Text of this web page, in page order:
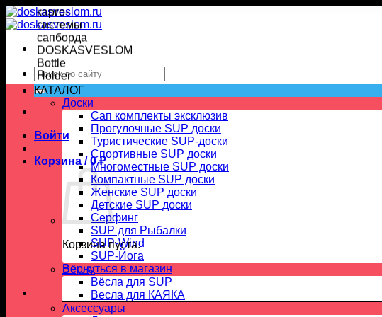
Skip
to
content
Искать:
Войти
Корзина /0₽
Корзина пуста.
Вернуться в магазин
КАТАЛОГ
Доски
Сап комплекты эксклюзив
Прогулочные SUP доски
Туристические SUP-доски
Спортивные SUP доски
Многоместные SUP доски
Компактные SUP доски
Женские SUP доски
Детские SUP доски
Серфинг
SUP для Рыбалки
SUP-Wind
SUP-Йога
Вёсла
Вёсла для SUP
Весла для КАЯКА
Аксессуары
850 ₽.